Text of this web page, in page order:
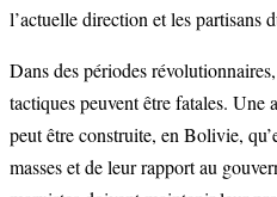
l’actuelle direction et les partisans
Dans des périodes
tactiques peuvent être fatales.
peut être construite, en Bolivie,
masses et de leur rapport au